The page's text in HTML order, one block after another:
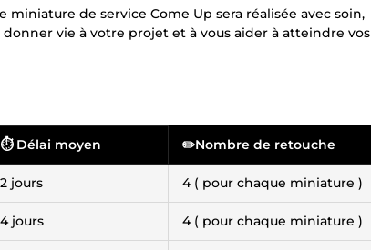
miniature de service Come Up sera réalisée avec soin,
vie à votre projet et à vous aider à atteindre vos
⏱️ Délai moyen ✏️Nombre de retouche
2 jours 4 ( pour chaque miniature )
4 jours 4 ( pour chaque miniature )